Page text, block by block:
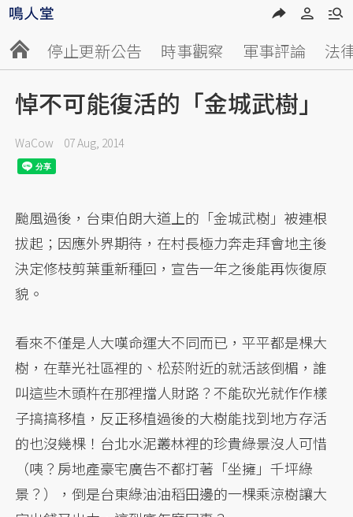
停止更新公告 時事觀察 軍事評論 法
悼不可能復活的「金城武樹」
WaCow 07 Aug, 2014
颱風過後，台東伯朗大道上的「金城武樹」被連根
拔起；因應外界期待，在村長極力奔走拜會地主後
決定修枝剪葉重新種回，宣告一年之後能再恢復原
貌。
看來不僅是人大嘆命運大不同而已，平平都是棵大
樹，在華光社區裡的、松菸附近的就活該倒楣，誰
叫這些木頭杵在那裡擋人財路？不能砍光就作作樣
子搞搞移植，反正移植過後的大樹能找到地方存活
的也沒幾棵！台北水泥叢林裡的珍貴綠景沒人可惜
（咦？房地產豪宅廣告不都打著「坐擁」千坪綠
景？），倒是台東綠油油稻田邊的一棵乘涼樹讓大